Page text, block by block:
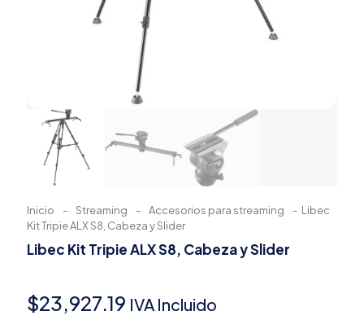
Inicio - Streaming - Accesorios para streaming - Libec
Kit Tripie ALX S8, Cabeza y Slider
Libec Kit Tripie ALX S8, Cabeza y Slider
$23,927.19 IVA Incluido